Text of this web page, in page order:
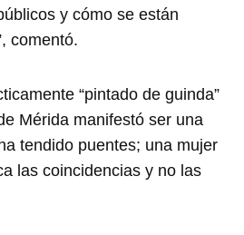
y cómo se están
comentó.
“pintado de guinda”
Mérida manifestó ser una
tendido puentes; una mujer
las coincidencias y no las